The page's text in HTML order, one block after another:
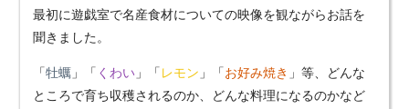
最初に遊戯室で名産食材についての映像を観ながらお話を
聞きました。
「牡蠣 」「 くわい 」「 レモン 」「お好み焼き 」等、どんな
ところで育ち収穫されるのか、どんな料理になるのかなど